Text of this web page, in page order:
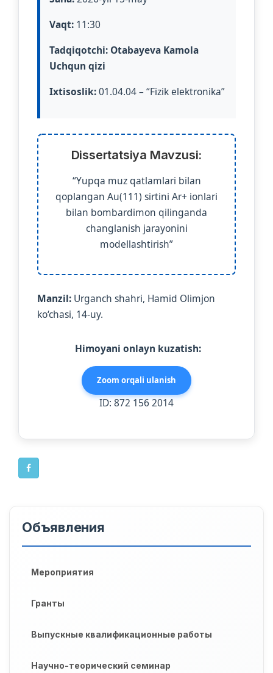
Vaqt: 11:30
Tadqiqotchi: Otabayeva Kamola
Uchqun qizi
Ixtisoslik:01.04.04 – “Fizik elektronika”
Dissertatsiya Mavzusi:
“Yupqa muz qatlamlari bilan
qoplangan Au(111) sirtini Ar+ ionlari
bilan bombardimon qilinganda
changlanish jarayonini
modellashtirish”
Manzil: Urganch shahri, Hamid Olimjon
ko‘chasi, 14-uy.
Himoyani onlayn kuzatish:
Zoom orqali ulanish
ID: 872 156 2014
Объявления
Мероприятия
Гранты
Выпускные квалификационные работы
Научно-теорический семинар